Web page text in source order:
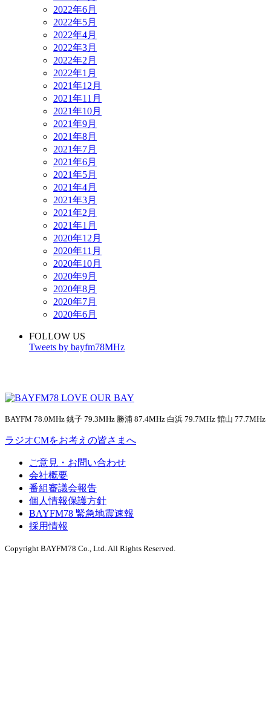
2022年6月
2022年5月
2022年4月
2022年3月
2022年2月
2022年1月
2021年12月
2021年11月
2021年10月
2021年9月
2021年8月
2021年7月
2021年6月
2021年5月
2021年4月
2021年3月
2021年2月
2021年1月
2020年12月
2020年11月
2020年10月
2020年9月
2020年8月
2020年7月
2020年6月
FOLLOW US
Tweets by bayfm78MHz
BAYFM 78.0MHz 銚子 79.3MHz 勝浦 87.4MHz 白浜 79.7MHz 館山 77.7MHz
ラジオCMをお考えの皆さまへ
ご意見・お問い合わせ
会社概要
番組審議会報告
個人情報保護方針
BAYFM78 緊急地震速報
採用情報
Copyright BAYFM78 Co., Ltd. All Rights Reserved.